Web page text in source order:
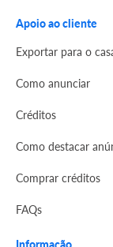
Apoio ao cliente
Exportar para o
Como anunciar
Créditos
Como destacar
Comprar créditos
FAQs